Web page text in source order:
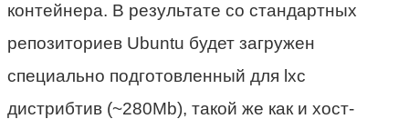
контейнера. В результате со стандартных
репозиториев Ubuntu будет загружен
специально подготовленный для lxc
дистрибтив (~280Mb), такой же как и хост-